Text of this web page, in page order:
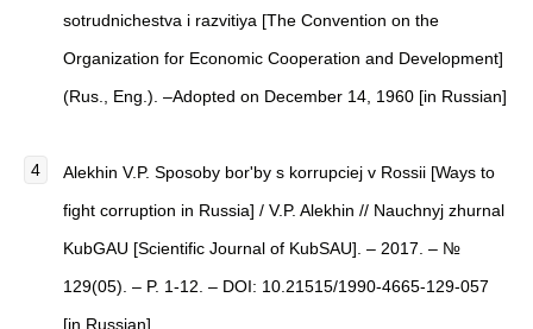
sotrudnichestva i razvitiya [The Convention on the
Organization for Economic Cooperation and Development]
(Rus., Eng.). –Adopted on December 14, 1960 [in Russian]
Alekhin V.P. Sposoby bor'by s korrupciej v Rossii [Ways to
fight corruption in Russia] / V.P. Alekhin // Nauchnyj zhurnal
KubGAU [Scientific Journal of KubSAU]. – 2017. – №
129(05). – P. 1-12. – DOI: 10.21515/1990-4665-129-057
[in Russian]